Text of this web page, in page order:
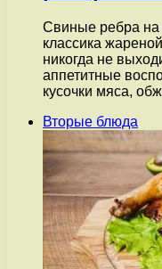
Свиные ребра на
классика
никогда не
аппетитные
кусочки мяса,
Вторые блюда